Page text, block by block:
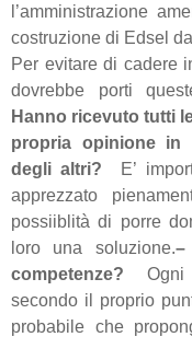
l’amministrazione
costruzione di Edsel
Per evitare di cadere
dovrebbe porti
Hanno ricevuto tutti
propria opinione in
degli altri? E’
apprezzato
possiiblità di porre
loro una soluzione.–
competenze? Ogni
secondo il proprio
probabile che